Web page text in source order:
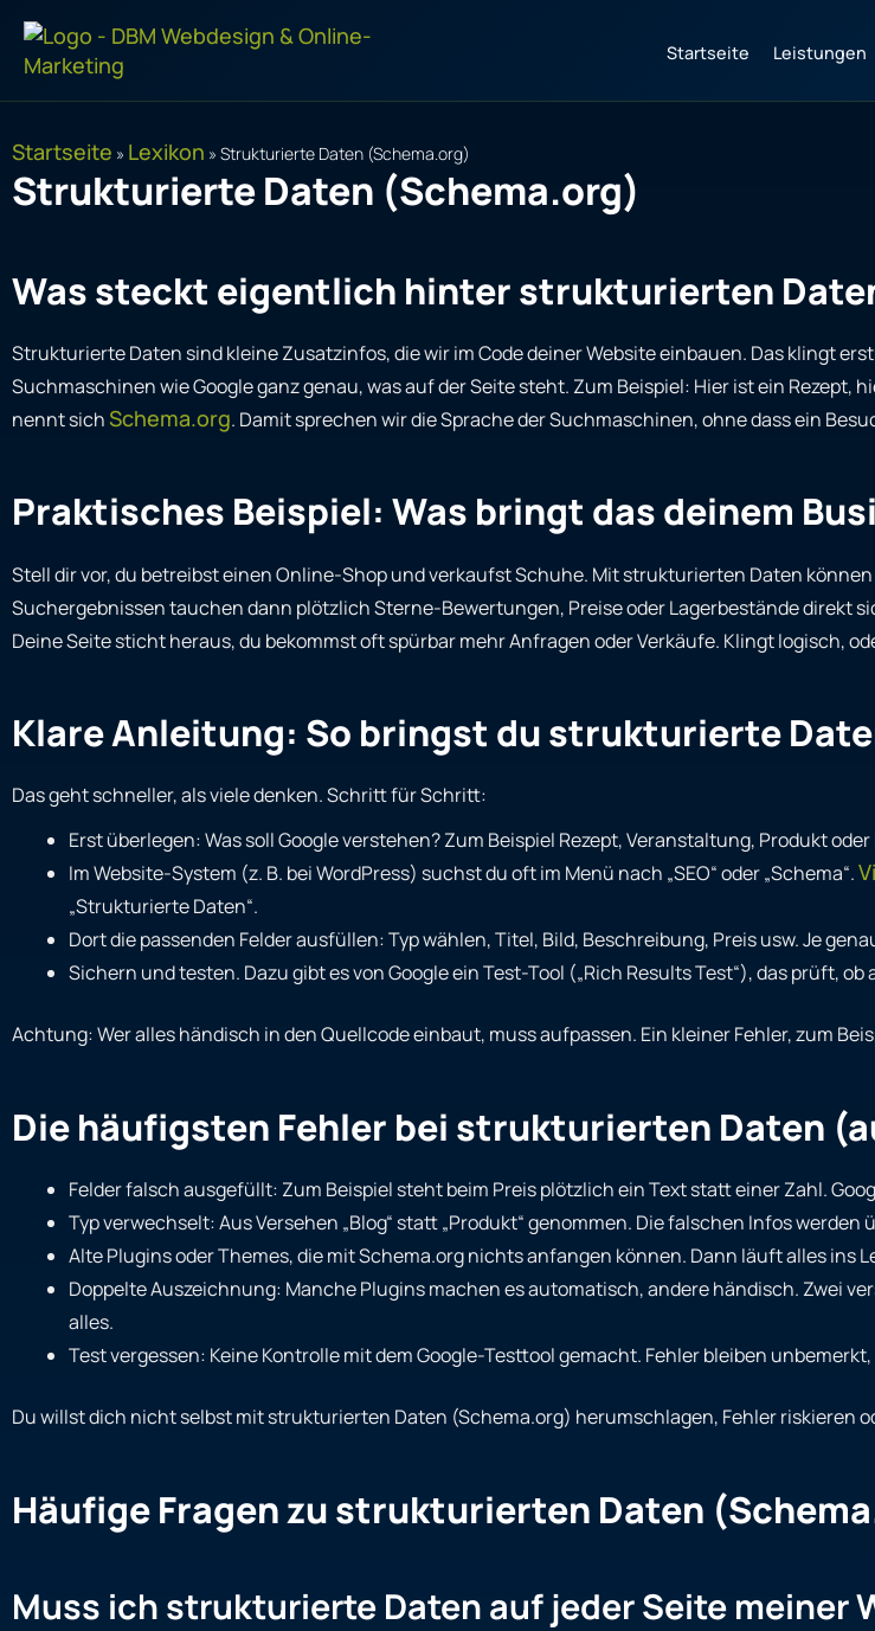
Inhalt
springen
Startseite Leistungen
Startseite » Lexikon » Strukturierte Daten (Schema.org)
Strukturierte Daten (Schema.org)
Was steckt eigentlich hinter strukturierten
Strukturierte Daten sind kleine Zusatzinfos, die wir im Code deiner Website einbauen. Das klingt
Suchmaschinen wie Google ganz genau, was auf der Seite steht. Zum Beispiel: Hier ist ein
nennt sichSchema.org. Damit sprechen wir die Sprache der Suchmaschinen, ohne dass ein
Praktisches Beispiel: Was bringt das deinem
Stell dir vor, du betreibst einen Online-Shop und verkaufst Schuhe. Mit strukturierten Daten
Suchergebnissen tauchen dann plötzlich Sterne-Bewertungen, Preise oder Lagerbestände direkt
Deine Seite sticht heraus, du bekommst oft spürbar mehr Anfragen oder Verkäufe. Klingt logisch,
Klare Anleitung: So bringst du strukturierte
Das geht schneller, als viele denken. Schritt für Schritt:
Erst überlegen: Was soll Google verstehen? Zum Beispiel Rezept, Veranstaltung, Produkt oder
Im Website-System (z. B. bei WordPress) suchst du oft im Menü nach „SEO“ oder „Schema“.
„Strukturierte Daten“.
Dort die passenden Felder ausfüllen: Typ wählen, Titel, Bild, Beschreibung, Preis usw. Je
Sichern und testen. Dazu gibt es von Google ein Test-Tool („Rich Results Test“), das prüft, ob
Achtung: Wer alles händisch in den Quellcode einbaut, muss aufpassen. Ein kleiner Fehler, zum
Die häufigsten Fehler bei strukturierten Daten
Felder falsch ausgefüllt: Zum Beispiel steht beim Preis plötzlich ein Text statt einer Zahl.
Typ verwechselt: Aus Versehen „Blog“ statt „Produkt“ genommen. Die falschen Infos
Alte Plugins oder Themes, die mit Schema.org nichts anfangen können. Dann läuft alles ins
Doppelte Auszeichnung: Manche Plugins machen es automatisch, andere händisch. Zwei
alles.
Test vergessen: Keine Kontrolle mit dem Google-Testtool gemacht. Fehler bleiben
Du willst dich nicht selbst mit strukturierten Daten (Schema.org) herumschlagen, Fehler riskieren
Häufige Fragen zu strukturierten Daten
Muss ich strukturierte Daten auf jeder Seite meiner